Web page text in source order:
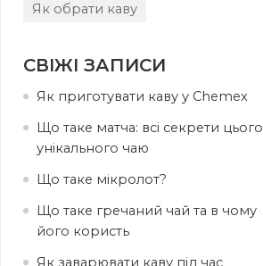
Як обрати каву
СВІЖІ ЗАПИСИ
Як приготувати каву у Chemex
Що таке матча: всі секрети цього
унікального чаю
Що таке мікролот?
Що таке гречаний чай та в чому
його користь